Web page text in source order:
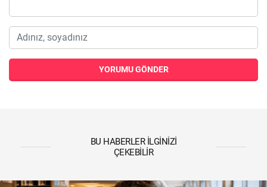
YORUMU GÖNDER
BU HABERLER İLGINIZI
ÇEKEBILIR